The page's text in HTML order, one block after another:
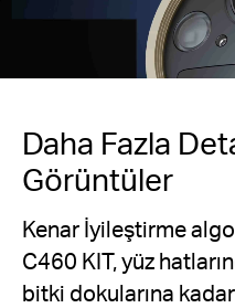
Daha Fazla
Görüntüler
Kenar İyileştirme
C460 KIT, yüz
bitki dokularına